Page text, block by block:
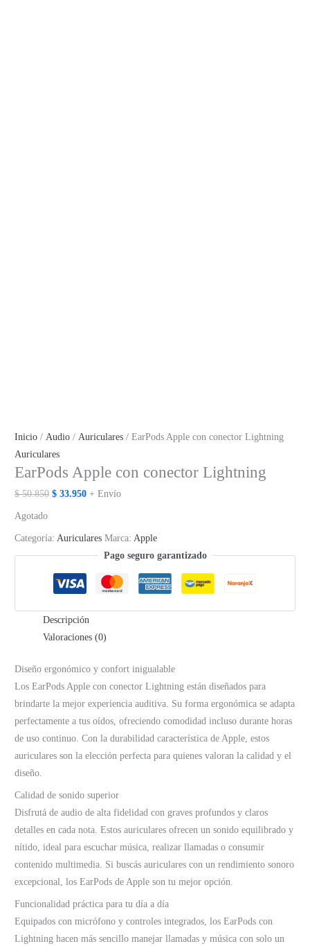
Inicio /Audio /Auriculares / EarPods Apple con conector Lightning
Auriculares
EarPods Apple con conector Lightning
$50.850 El
$ 33.950El
$ 33.950.
+ Envío
Agotado
Categoría: Auriculares Marca: Apple
Pago seguro garantizado
Descripción
Valoraciones (0)
Diseño ergonómico y confort inigualable
Los EarPods Apple con conector Lightning están diseñados para
brindarte la mejor experiencia auditiva. Su forma ergonómica se adapta
perfectamente a tus oídos, ofreciendo comodidad incluso durante horas
de uso continuo. Con la durabilidad característica de Apple, estos
auriculares son la elección perfecta para quienes valoran la calidad y el
diseño.
Calidad de sonido superior
Disfrutá de audio de alta fidelidad con graves profundos y claros
detalles en cada nota. Estos auriculares ofrecen un sonido equilibrado y
nítido, ideal para escuchar música, realizar llamadas o consumir
contenido multimedia. Si buscás auriculares con un rendimiento sonoro
excepcional, los EarPods de Apple son tu mejor opción.
Funcionalidad práctica para tu día a día
Equipados con micrófono y controles integrados, los EarPods con
Lightning hacen más sencillo manejar llamadas y música con solo un